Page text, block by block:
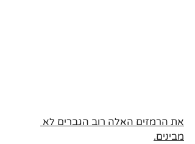
את הרמזים האלה רוב הגברים לא
מבינים.